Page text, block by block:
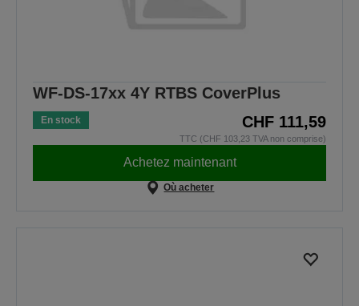
WF-DS-17xx 4Y RTBS CoverPlus
En stock CHF 111,59
TTC (CHF 103,23 TVA non comprise)
Achetez maintenant
Où acheter